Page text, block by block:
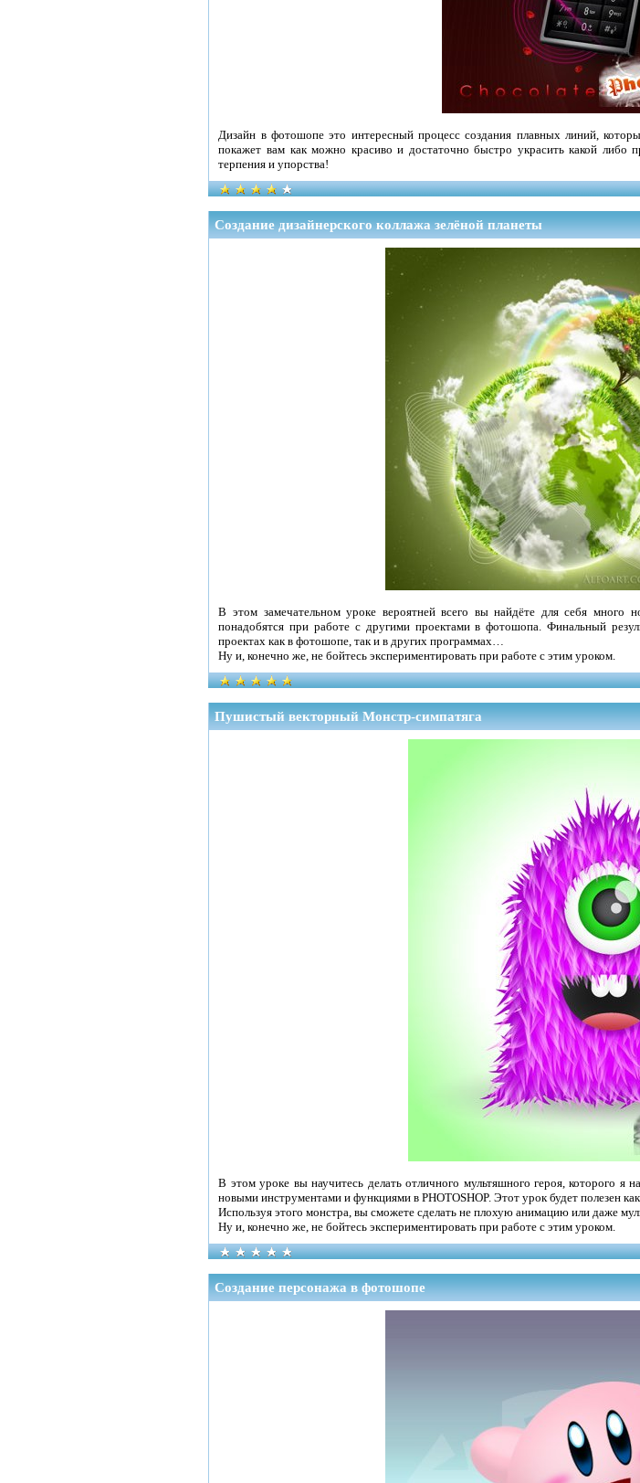
Дизайн в фотошопе это интересный процесс создания плавных линий,
покажет вам как можно красиво и достаточно быстро украсить какой либо
терпения и упорства!
Создание дизайнерского коллажа зелёной планеты
В этом замечательном уроке вероятней всего вы найдёте для себя много
понадобятся при работе с другими проектами в фотошопа. Финальный
проектах как в фотошопе, так и в других программах…
Ну и, конечно же, не бойтесь экспериментировать при работе с этим уроком.
Пушистый векторный Монстр-симпатяга
В этом уроке вы научитесь делать отличного мультяшного героя, которого я
новыми инструментами и функциями в PHOTOSHOP. Этот урок будет полезен
Используя этого монстра, вы сможете сделать не плохую анимацию или даже
Ну и, конечно же, не бойтесь экспериментировать при работе с этим уроком.
Создание персонажа в фотошопе